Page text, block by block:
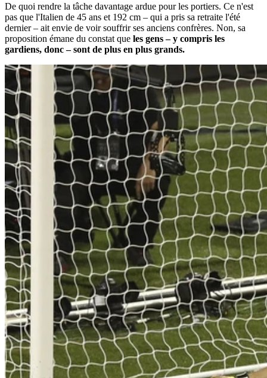
De quoi rendre la tâche davantage ardue pour les portiers. Ce n'est
pas que l'Italien de 45 ans et 192 cm – qui a pris sa retraite l'été
dernier – ait envie de voir souffrir ses anciens confrères. Non, sa
proposition émane du constat que les gens – y compris les
gardiens, donc – sont de plus en plus grands.